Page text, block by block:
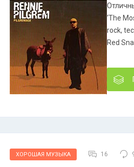
‘The
rock,
Red
ХОРОШАЯ МУЗЫКА 16